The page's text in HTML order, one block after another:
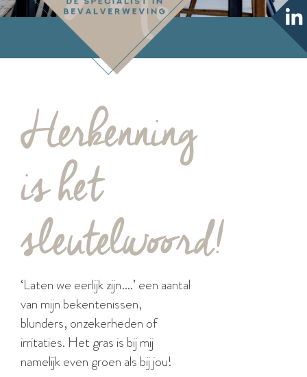
Herkenning
is het
sleutelwoord!
‘Laten we eerlijk zijn….’ een aantal
van mijn bekentenissen,
blunders, onzekerheden of
irritaties. Het gras is bij mij
namelijk even groen als bij jou!